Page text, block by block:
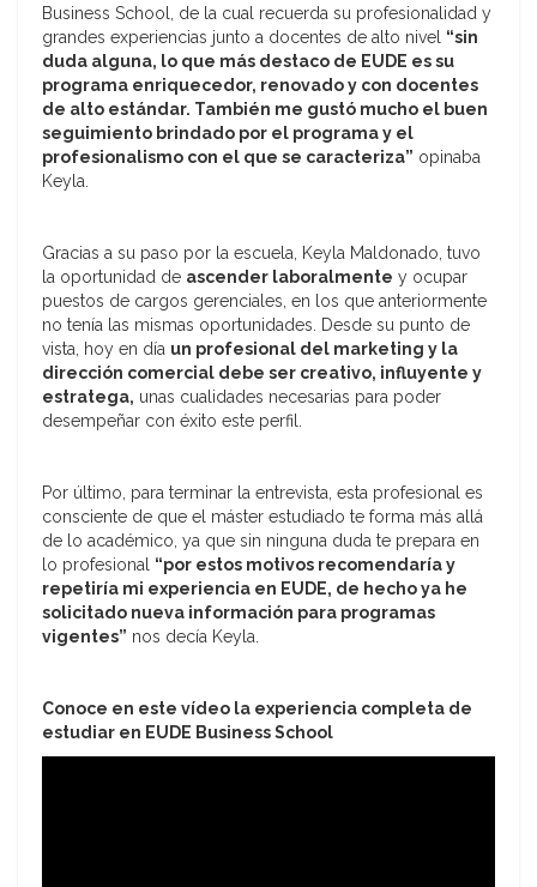
Business School, de la cual recuerda su profesionalidad y
grandes experiencias junto a docentes de alto nivel “sin
duda alguna, lo que más destaco de EUDE es su
programa enriquecedor, renovado y con docentes
de alto estándar. También me gustó mucho el buen
seguimiento brindado por el programa y el
profesionalismo con el que se caracteriza” opinaba
Keyla.
Gracias a su paso por la escuela, Keyla Maldonado, tuvo
la oportunidad de ascender laboralmente y ocupar
puestos de cargos gerenciales, en los que anteriormente
no tenía las mismas oportunidades. Desde su punto de
vista, hoy en día un profesional del marketing y la
dirección comercial debe ser creativo, influyente y
estratega, unas cualidades necesarias para poder
desempeñar con éxito este perfil.
Por último, para terminar la entrevista, esta profesional es
consciente de que el máster estudiado te forma más allá
de lo académico, ya que sin ninguna duda te prepara en
lo profesional “por estos motivos recomendaría y
repetiría mi experiencia en EUDE, de hecho ya he
solicitado nueva información para programas
vigentes” nos decía Keyla.
Conoce en este vídeo la experiencia completa de
estudiar en EUDE Business School